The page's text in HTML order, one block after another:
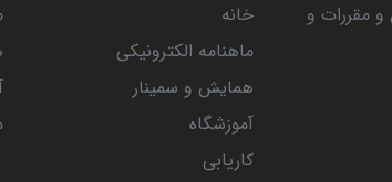
و مقررات و
خانه
ماهنامه الکترونیکی
همایش و سمینار
آموزشگاه
کاریابی